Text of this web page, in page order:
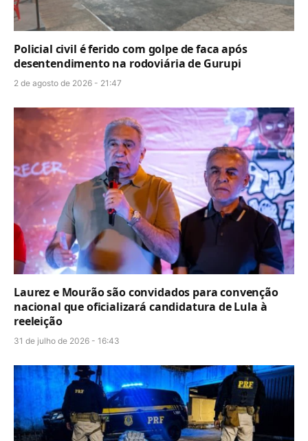
Policial civil é ferido com golpe de faca após
desentendimento na rodoviária de Gurupi
2 de agosto de 2026 - 21:47
Laurez e Mourão são convidados para convenção
nacional que oficializará candidatura de Lula à
reeleição
31 de julho de 2026 - 16:43